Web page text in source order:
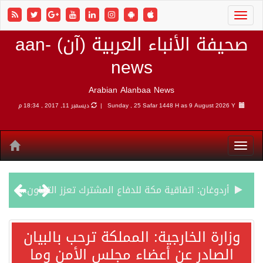
صحيفة الأنباء العربية (آن) aan-
news
Arabian Alanbaa News
Sunday , 25 Safar 1448 H as9 August 2026 Y | ديسمبر 11, 2017 , 18:34 م
أردوغان: اتفاقية مكة للدفاع المشترك تعزز التعاون الأمني ولا تستهدف أي دولة
سمو وزير الخارجية : اتفاقية مكة تعكس الإرادة السياسية لحماية أمن المنطقة
وزارة الخارجية: المملكة ترحب بالبيان
الصادر عن أعضاء مجلس الأمن وما